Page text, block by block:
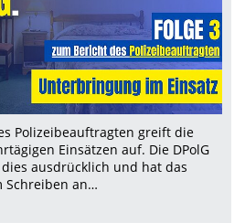
Polizeibeauftragten greift die
Einsätzen auf. Die DPolG
ausdrücklich und hat das
Schreiben an…